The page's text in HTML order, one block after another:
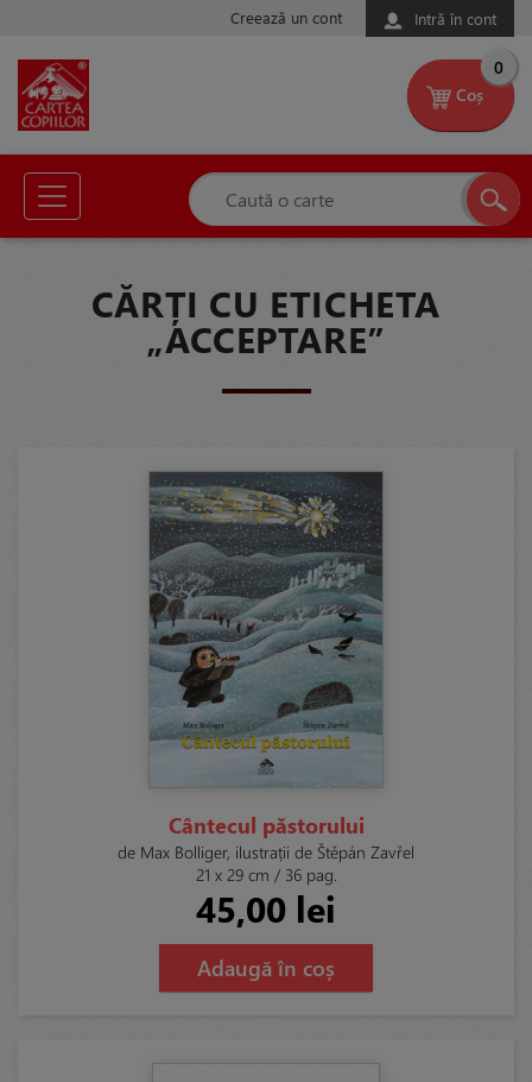
Creează un cont Intră în cont
Coș
0
CĂRȚI CU ETICHETA
„ACCEPTARE”
Cântecul păstorului
de Max Bolliger, ilustrații de Štěpán Zavřel
21 x 29 cm / 36 pag.
45,00 lei
Adaugă în coș